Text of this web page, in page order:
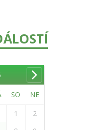
SO NE
1
2